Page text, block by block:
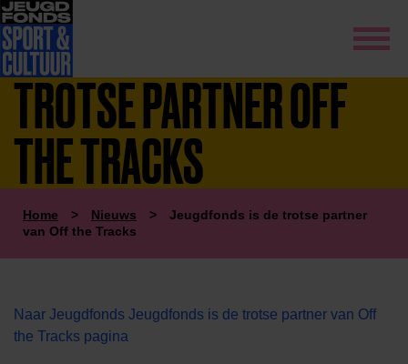
TROTSE PARTNER OFF
THE TRACKS
Home > Nieuws >
Jeugdfonds is de trotse partner
van Off the Tracks
Naar Jeugdfonds Jeugdfonds is de trotse partner van Off
the Tracks pagina